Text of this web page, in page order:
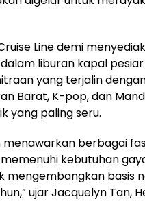
Line demi
liburan kapal
yang terjalin
Barat, K-pop, dan
yang paling seru.
berbagai
kebutuhan
mengembangkan basis
ujar Jacquelyn Tan,